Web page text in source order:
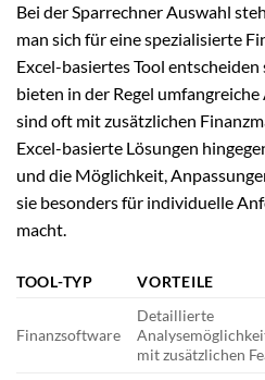
Bei der Sparrechner Auswahl
man sich für eine spezialisierte
Excel-basiertes Tool
bieten in der Regel
sind oft mit zusätzlichen
Excel-basierte Lösungen
und die Möglichkeit,
sie besonders für individuelle
macht.
TOOL-TYP VORTEILE
Finanzsoftware
Detaillierte
mit zusätzlichen